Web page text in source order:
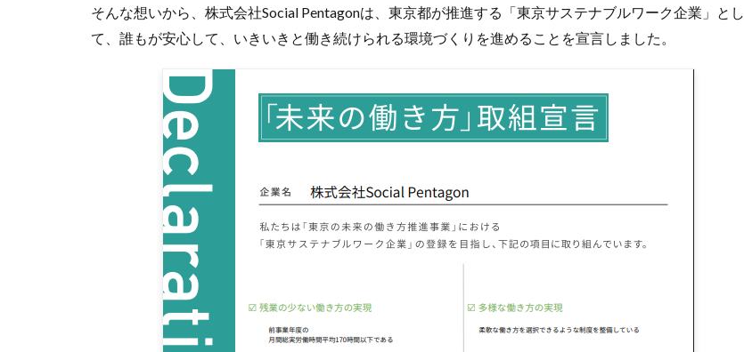
そんな想いから、株式会社Social Pentagonは、東京都が推進する「東京サステナブルワーク企業」とし
て、誰もが安心して、いきいきと働き続けられる環境づくりを進めることを宣言しました。